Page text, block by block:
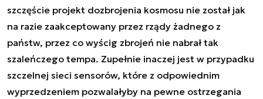
szczęście projekt dozbrojenia kosmosu nie został jak
na razie zaakceptowany przez rządy żadnego z
państw, przez co wyścig zbrojeń nie nabrał tak
szaleńczego tempa. Zupełnie inaczej jest w przypadku
szczelnej sieci sensorów, które z odpowiednim
wyprzedzeniem pozwalałyby na pewne ostrzegania